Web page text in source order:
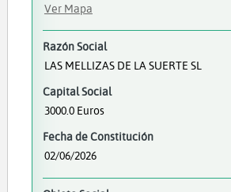
Ver Mapa
Razón Social
LAS MELLIZAS DE LA SUERTE SL
Capital Social
3000.0 Euros
Fecha de Constitución
02/06/2026